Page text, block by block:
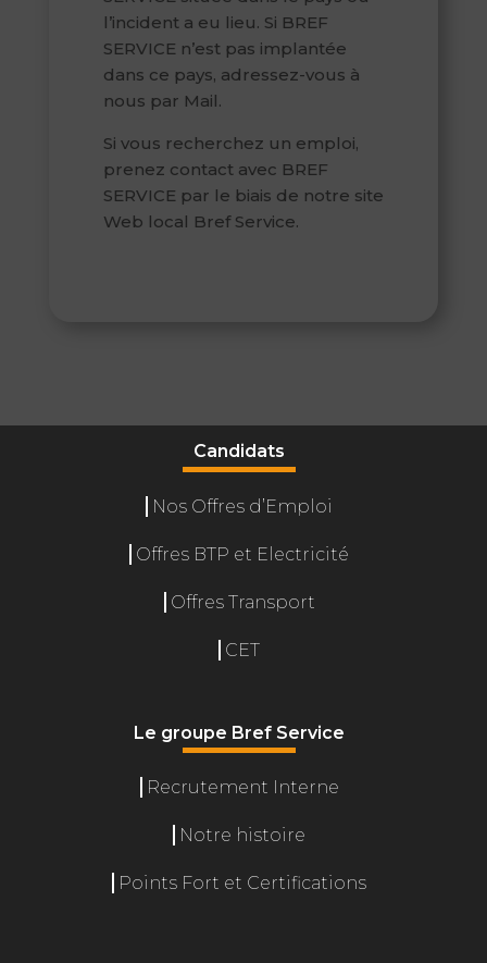
profils d'internautes afin d'envoyer des publicités personnalisées,
ou pour suivre l'utilisateur sur un site web ou sur plusieurs sites
l’incident a eu lieu. Si BREF
SERVICE n’est pas implantée
dans ce pays, adressez-vous à
nous par Mail.
Si vous recherchez un emploi,
prenez contact avec BREF
SERVICE par le biais de notre site
Web local Bref Service.
Candidats
Nos Offres d’Emploi
Offres BTP et Electricité
Offres Transport
CET
Le groupe Bref Service
Recrutement Interne
Notre histoire
Points Fort et Certifications